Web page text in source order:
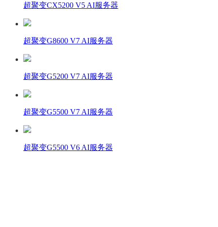
超聚变CX5200 V5 AI服务器
超聚变G8600 V7 AI服务器
超聚变G5200 V7 AI服务器
超聚变G5500 V7 AI服务器
超聚变G5500 V6 AI服务器